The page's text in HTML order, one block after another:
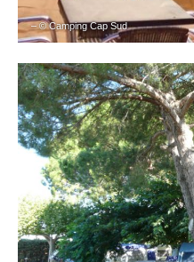
– © Camping Cap Sud